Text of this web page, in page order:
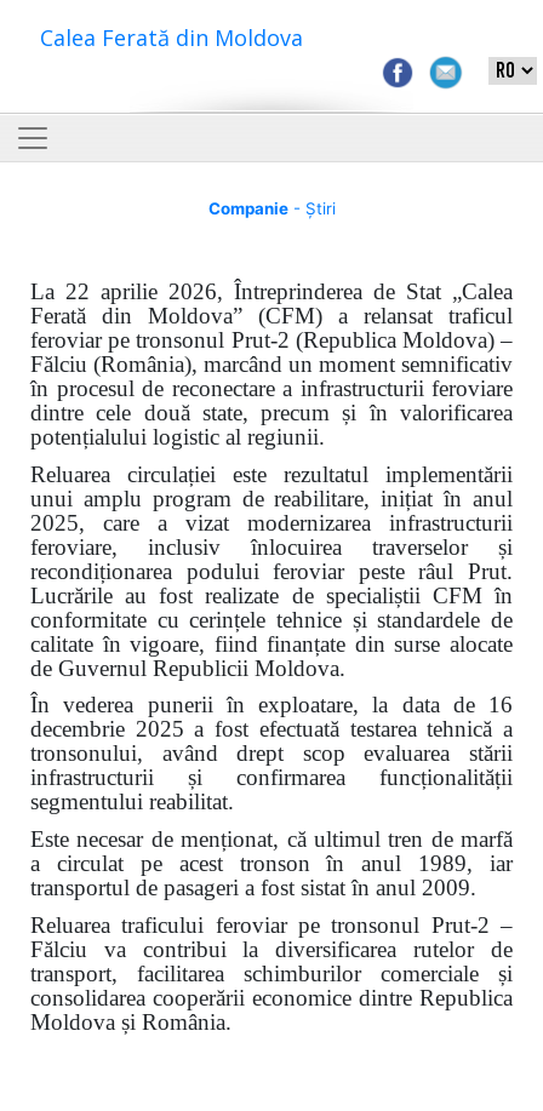
Calea Ferată din Moldova
Companie- Știri
La 22 aprilie 2026, Întreprinderea de Stat „Calea
Ferată din Moldova” (CFM) a relansat traficul
feroviar pe tronsonul Prut-2 (Republica Moldova) –
Fălciu (România), marcând un moment semnificativ
în procesul de reconectare a infrastructurii feroviare
dintre cele două state, precum și în valorificarea
potențialului logistic al regiunii.
Reluarea circulației este rezultatul implementării
unui amplu program de reabilitare, inițiat în anul
2025, care a vizat modernizarea infrastructurii
feroviare, inclusiv înlocuirea traverselor și
recondiționarea podului feroviar peste râul Prut.
Lucrările au fost realizate de specialiștii CFM în
conformitate cu cerințele tehnice și standardele de
calitate în vigoare, fiind finanțate din surse alocate
de Guvernul Republicii Moldova.
În vederea punerii în exploatare, la data de 16
decembrie 2025 a fost efectuată testarea tehnică a
tronsonului, având drept scop evaluarea stării
infrastructurii și confirmarea funcționalității
segmentului reabilitat.
Este necesar de menționat, că ultimul tren de marfă
a circulat pe acest tronson în anul 1989, iar
transportul de pasageri a fost sistat în anul 2009.
Reluarea traficului feroviar pe tronsonul Prut-2 –
Fălciu va contribui la diversificarea rutelor de
transport, facilitarea schimburilor comerciale și
consolidarea cooperării economice dintre Republica
Moldova și România.